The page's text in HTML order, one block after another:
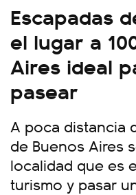
Escapadas
el lugar a
Aires ideal
pasear
A poca distancia
de Buenos Aires
localidad que es
turismo y pasar